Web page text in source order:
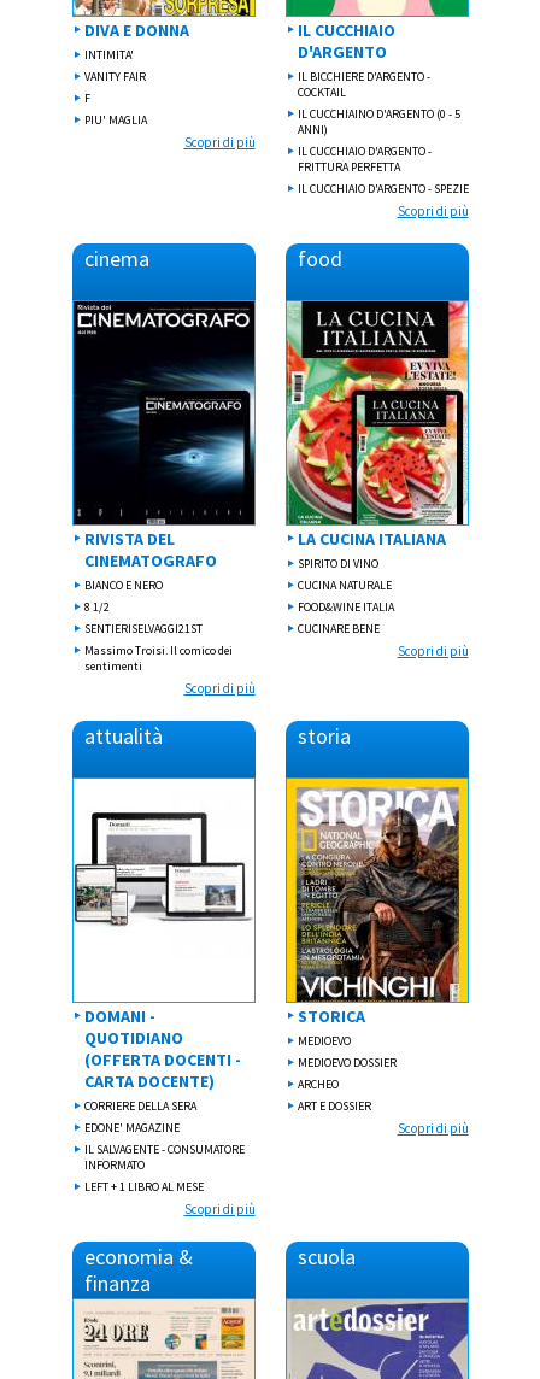
DIVA E DONNA
INTIMITA'
VANITY FAIR
F
PIU' MAGLIA
Scopri di più
IL CUCCHIAIO
D'ARGENTO
IL BICCHIERE D'ARGENTO -
COCKTAIL
IL CUCCHIAINO D'ARGENTO (0 - 5
ANNI)
IL CUCCHIAIO D'ARGENTO -
FRITTURA PERFETTA
IL CUCCHIAIO D'ARGENTO - SPEZIE
Scopri di più
cinema
RIVISTA DEL
CINEMATOGRAFO
BIANCO E NERO
8 1/2
SENTIERISELVAGGI21ST
Massimo Troisi. Il comico dei
sentimenti
Scopri di più
food
LA CUCINA ITALIANA
SPIRITO DI VINO
CUCINA NATURALE
FOOD&WINE ITALIA
CUCINARE BENE
Scopri di più
attualità
DOMANI -
QUOTIDIANO
(OFFERTA DOCENTI -
CARTA DOCENTE)
CORRIERE DELLA SERA
EDONE' MAGAZINE
IL SALVAGENTE - CONSUMATORE
INFORMATO
LEFT + 1 LIBRO AL MESE
Scopri di più
storia
STORICA
MEDIOEVO
MEDIOEVO DOSSIER
ARCHEO
ART E DOSSIER
Scopri di più
economia &
finanza
scuola